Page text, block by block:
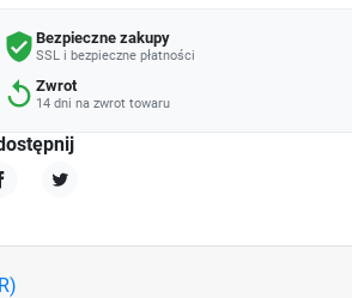
verified_user Bezpieczne zakupy
SSL i bezpieczne płatności
replay Zwrot
14 dni na zwrot towaru